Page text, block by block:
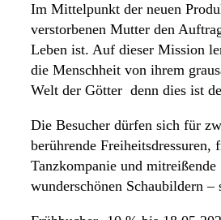
Im Mittelpunkt der neuen
verstorbenen Mutter den
Leben ist. Auf dieser Mission
die Menschheit von ihrem
Welt der Götter  denn dies ist
Die Besucher dürfen sich für
berührende Freiheitsdressuren,
Tanzkompanie und
wunderschönen Schaubildern